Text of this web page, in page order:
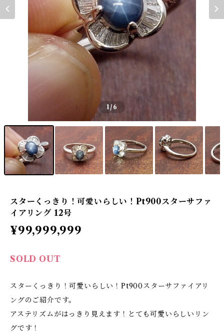
1/6
スターくっきり！可愛いらしい！Pt900スターサファ
イアリング 12号
¥99,999,999
SOLD OUT
スターくっきり！可愛いらしい！Pt900スターサファイアリ
ングのご紹介です。
アステリズムがはっきり見えます！とても可愛いらしいリン
グです！